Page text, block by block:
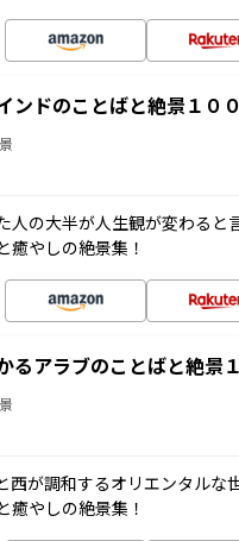
ンドのことばと絶景１００
人の大半が人生観が変わる
癒やしの絶景集！
るアラブのことばと絶景
西が調和するオリエンタル
癒やしの絶景集！